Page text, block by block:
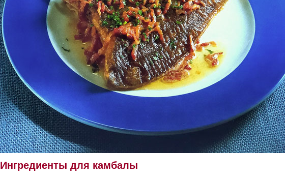
Ингредиенты для камбалы